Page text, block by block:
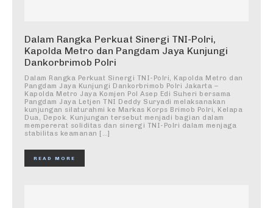
Dalam Rangka Perkuat Sinergi TNI-Polri,
Kapolda Metro dan Pangdam Jaya Kunjungi
Dankorbrimob Polri
Dalam Rangka Perkuat Sinergi TNI-Polri, Kapolda Metro dan
Pangdam Jaya Kunjungi Dankorbrimob Polri Jakarta –
Kapolda Metro Jaya Komjen Pol Asep Edi Suheri bersama
Pangdam Jaya Letjen TNI Deddy Suryadi melaksanakan
kunjungan silaturahmi ke Markas Korps Brimob Polri, Kelapa
Dua, Depok. Kunjungan tersebut menjadi bagian dalam
mempererat soliditas dan sinergi TNI-Polri dalam menjaga
stabilitas keamanan […]
READ MORE